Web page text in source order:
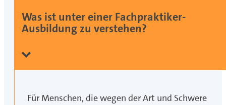
Was ist unter einer Fachpraktiker-
Ausbildung zu verstehen?
Für Menschen, die wegen der Art und Schwere